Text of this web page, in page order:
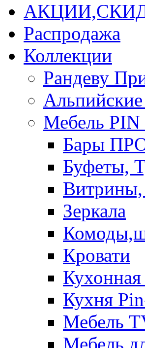
Распродажа
Коллекции
Рандеву
Мебель
Бары
Буфеты,
Витрины,
Зеркала
Кровати
Кухня
Мебель